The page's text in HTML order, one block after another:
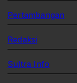
Pertambangan
Redaksi
Sultra Info